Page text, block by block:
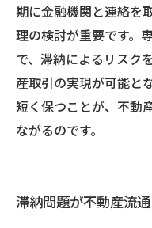
期に金融機関と連絡を
理の検討が重要です。
で、滞納によるリスク
産取引の実現が可能と
短く保つことが、不動
ながるのです。
滞納問題が不動産流